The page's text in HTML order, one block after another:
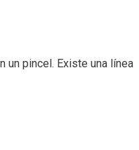
un pincel. Existe una línea